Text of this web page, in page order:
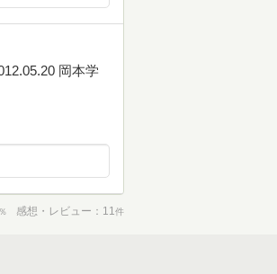
岡本学
％ 感想・レビュー 11件